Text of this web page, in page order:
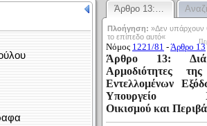
Άρθρο 13:…